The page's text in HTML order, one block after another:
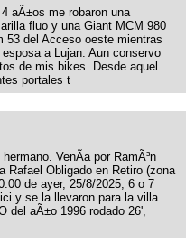
aÃ±os me robaron una
fluo y una Giant MCM 980
53 del Acceso oeste mientras
a Lujan. Aun conservo
de mis bikes. Desde aquel
portales t
hermano. VenÃ­a por RamÃ³n
Rafael Obligado en Retiro (zona
de ayer, 25/8/2025, 6 o 7
y se la llevaron para la villa
del aÃ±o 1996 rodado 26',